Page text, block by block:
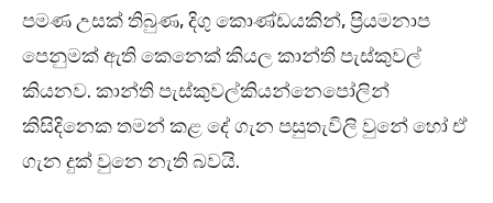
පමණ උසක් තිබුණ, දිගු කොණ්ඩයකින්, ප්‍රියමනාප
පෙනුමක් ඇති කෙනෙක් කියල කාන්ති පැස්කුවල්
කියනව. කාන්ති පැස්කුවල්කියන්නෙපෝලින්
කිසිදිනෙක තමන් කළ දේ ගැන පසුතැවිලි වුනේ හෝ ඒ
ගැන දුක් වුනෙ නැති බවයි.